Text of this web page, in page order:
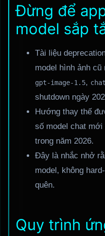
Đừng để
model sắp
Tài liệu
model hình ảnh cũ
gpt-image-1.5,
shutdown ngày
Hướng thay thế
số model chat
trong năm 2026.
Đây là nhắc nhở
model, không
quên.
Quy trình